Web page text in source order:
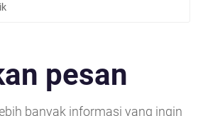
pesan
banyak informasi yang ingin